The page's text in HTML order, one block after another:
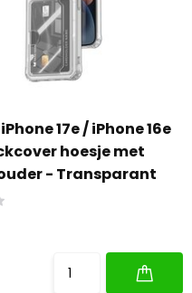
17e / iPhone 16e
hoesje met
- Transparant